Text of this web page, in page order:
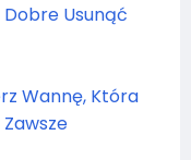
Usunąć
Wannę, Która